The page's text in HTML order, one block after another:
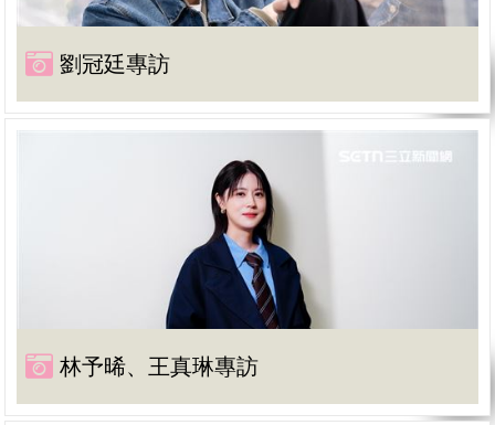
劉冠廷專訪
林予晞、王真琳專訪